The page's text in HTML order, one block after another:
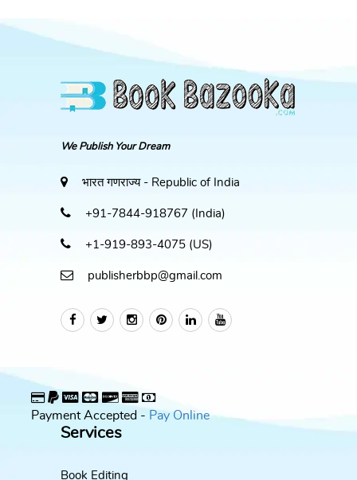
We Publish Your Dream
भारत गणराज्य - Republic of India
+91-7844-918767 (India)
+1-919-893-4075 (US)
publisherbbp@gmail.com
Payment Accepted - Pay Online
Services
Book Editing